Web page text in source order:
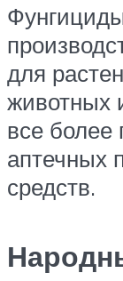
для
животных
все
аптечных
средств.